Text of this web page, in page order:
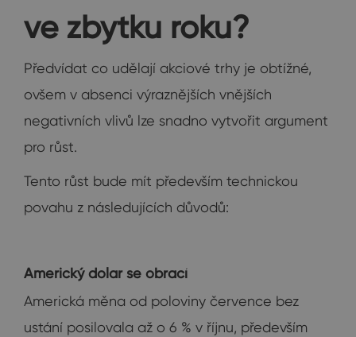
ve zbytku roku?
Předvídat co udělají akciové trhy je obtížné,
ovšem v absenci výraznějších vnějších
negativních vlivů lze snadno vytvořit argument
pro růst.
Tento růst bude mít především technickou
povahu z následujících důvodů:
Americký dolar se obrací
Americká měna od poloviny července bez
ustání posilovala až o 6 % v říjnu, především